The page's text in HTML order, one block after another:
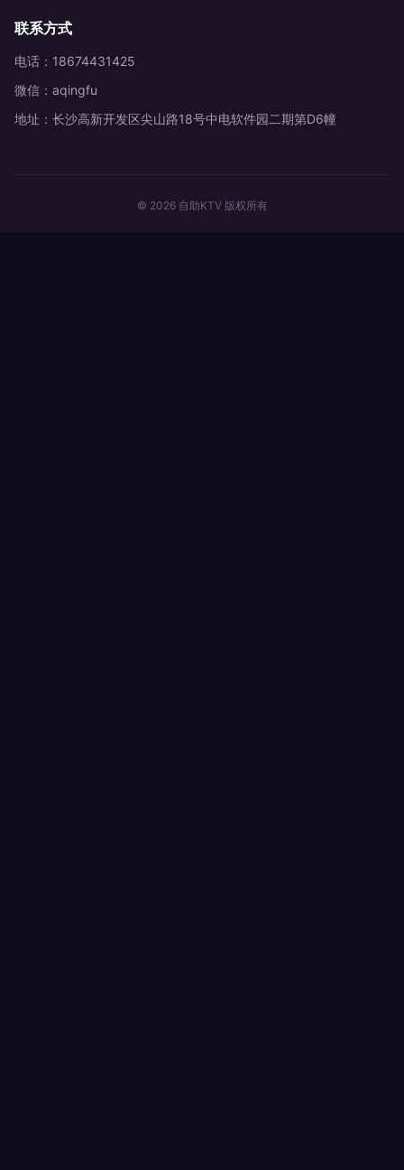
联系方式
电话：18674431425
微信：aqingfu
地址：长沙高新开发区尖山路18号中电软件园二期第D6幢
© 2026 自助KTV 版权所有